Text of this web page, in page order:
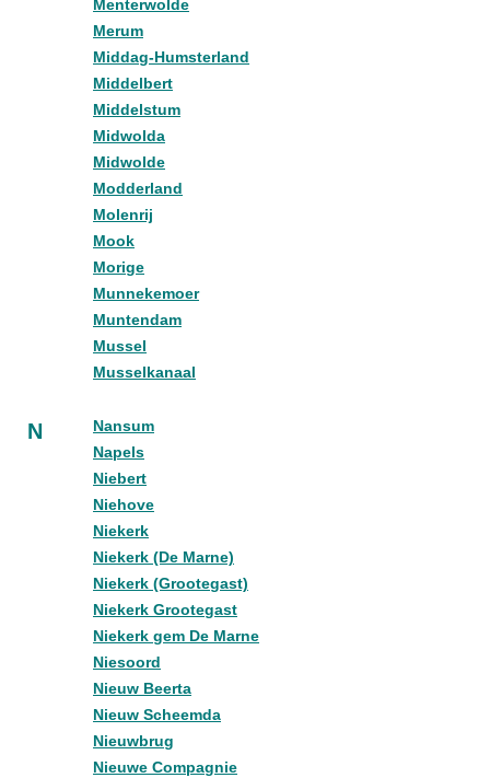
Menterwolde
Merum
Middag-Humsterland
Middelbert
Middelstum
Midwolda
Midwolde
Modderland
Molenrij
Mook
Morige
Munnekemoer
Muntendam
Mussel
Musselkanaal
N
Nansum
Napels
Niebert
Niehove
Niekerk
Niekerk (De Marne)
Niekerk (Grootegast)
Niekerk Grootegast
Niekerk gem De Marne
Niesoord
Nieuw Beerta
Nieuw Scheemda
Nieuwbrug
Nieuwe Compagnie